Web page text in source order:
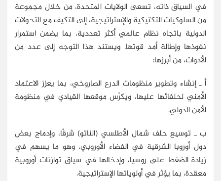
في السياق ذاته، تسعى الولايات المتحدة، من خلال مجموعة
من السلوكيات التكتيكية والإستراتيجية، إلى التكيف مع التحولات
الدولية باتجاه نظام عالمي أكثر تعددية، بما يضمن استمرار
نفوذها وإطالة أمد قوتها. ويستند هذا التوجه إلى عدد من
الأدوات، من أبرزها:
أ ـ إنشاء وتطوير منظومات الدرع الصاروخي، بما يعزز الاعتماد
الأمني لحلفائها عليها، ويكرّس موقعها القيادي في منظومة
الأمن الدولي.
ب ـ توسيع حلف شمال الأطلسي (الناتو) شرقًا، وإدماج بعض
دول أوروبا الشرقية في الفضاء الأوروبي، وهو ما يسهم في
زيادة الضغط على روسيا، وإدخالها في سياق توازنات أوروبية
معقدة، بما يؤثر في أولوياتها الإستراتيجية.